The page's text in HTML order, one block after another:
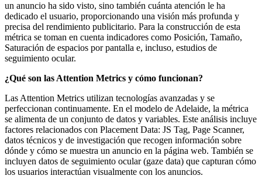
un anuncio ha sido visto, sino también cuánta atención le ha
dedicado el usuario, proporcionando una visión más profunda y
precisa del rendimiento publicitario. Para la construcción de esta
métrica se toman en cuenta indicadores como Posición, Tamaño,
Saturación de espacios por pantalla e, incluso, estudios de
seguimiento ocular.
¿Qué son las Attention Metrics y cómo funcionan?
Las Attention Metrics utilizan tecnologías avanzadas y se
perfeccionan continuamente. En el modelo de Adelaide, la métrica
se alimenta de un conjunto de datos y variables. Este análisis incluye
factores relacionados con Placement Data: JS Tag, Page Scanner,
datos técnicos y de investigación que recogen información sobre
dónde y cómo se muestra un anuncio en la página web. También se
incluyen datos de seguimiento ocular (gaze data) que capturan cómo
los usuarios interactúan visualmente con los anuncios.